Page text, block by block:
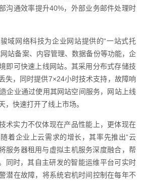
沟通效率提升40%，外部业务邮件处理时
域网络科技为企业网站提供的“一站式托
站备案、内容管理、数据备份等功能，企
即可快速上线网站。其采用分布式存储技
失，同时提供7×24小时技术支持，故障响
企业通过使用其网站空间服务，网站上线
，快速打开了线上市场。
术实力不仅体现在产品性能上，更体现在
着企业上云需求的增长，其率先推出“云
服务器租用与虚拟主机服务深度融合，帮
同时，其自主研发的智能运维平台可实时
潜在故障，将系统宕机时间控制在每年不